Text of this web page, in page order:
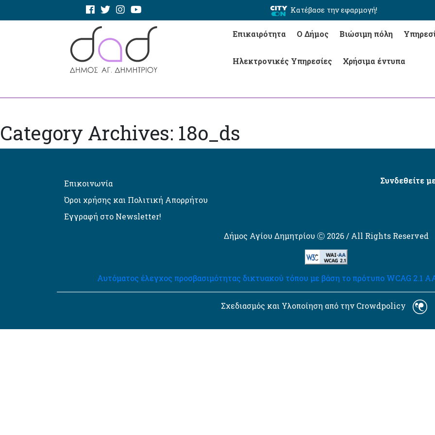
Κατέβασε την εφαρμογή!
Επικαιρότητα Ο Δήμος Βιώσιμη πόλη
Ηλεκτρονικές Υπηρεσίες Χρήσιμα έντυπα
Category Archives: 18o_ds
Επικοινωνία
Όροι χρήσης και Πολιτική Απορρήτου
Εγγραφή στο Newsletter!
Συνδεθείτε
Δήμος Αγίου Δημητρίου Ⓒ 2026 / All Rights Reserved
Αυτόματος έλεγχος προσβασιμότητας δικτυακού τόπου με βάση το πρότυπο WCAG 2.1
Σχεδιασμός και Υλοποίηση από την Crowdpolicy